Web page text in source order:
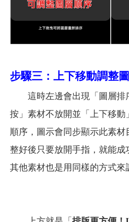
步驟三：上下移動調整
這時左邊會出現「圖層排
按」素材不放開並「上下移動
順序，圖示會同步顯示此素材
整好後只要放開手指，就能成
其他素材也是用同樣的方式來